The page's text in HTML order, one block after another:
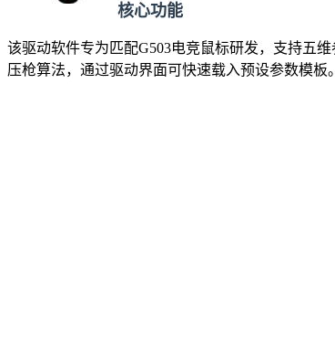
核心功能
该驱动软件专为匹配G503电竞鼠标研发，支持五
压枪算法，通过驱动界面可快速载入预设参数模板。